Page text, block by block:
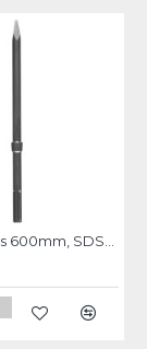
Asgala kalts 600mm, SDS-MAX KWB